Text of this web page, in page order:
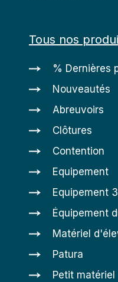
Tous nos
% Dernières
Nouveautés
Abreuvoirs
Clôtures
Contention
Equipement
Equipement
Équipement
Matériel
Patura
Petit matériel